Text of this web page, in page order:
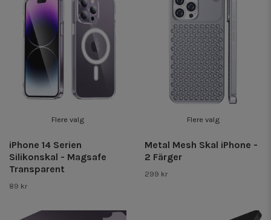
Flere valg
iPhone 14 Serien
Silikonskal - Magsafe
Transparent
89 kr
Flere valg
Metal Mesh Skal iPhone -
2 Färger
299 kr